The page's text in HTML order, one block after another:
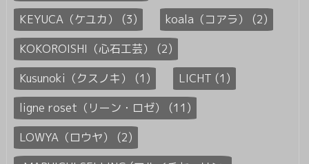
KEYUCA（ケユカ） (3)
koala（コアラ） (2)
KOKOROISHI（心石工芸） (2)
Kusunoki（クスノキ） (1)
LICHT (1)
ligne roset（リーン・ロゼ） (11)
LOWYA（ロウヤ） (2)